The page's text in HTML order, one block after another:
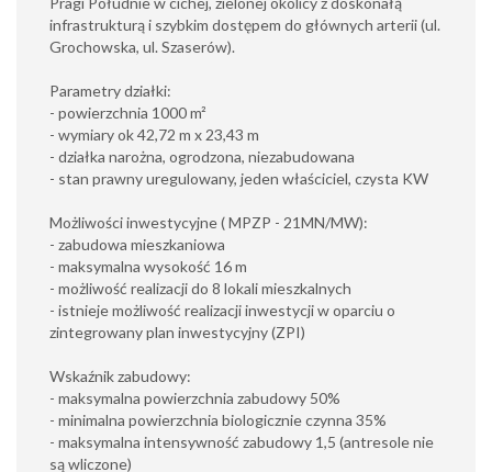
infrastrukturą i szybkim dostępem do głównych arterii (ul.
Grochowska, ul. Szaserów).
Parametry działki:
- powierzchnia 1000m²
- wymiary ok 42,72 m x 23,43 m
- działka narożna, ogrodzona, niezabudowana
- stan prawny uregulowany, jeden właściciel, czysta KW
Możliwości inwestycyjne ( MPZP - 21MN/MW):
- zabudowa mieszkaniowa
- maksymalna wysokość 16 m
- możliwość realizacji do 8 lokali mieszkalnych
- istnieje możliwość realizacji inwestycji w oparciu o
zintegrowany plan inwestycyjny (ZPI)
Wskaźnik zabudowy:
- maksymalna powierzchnia zabudowy 50%
- minimalna powierzchnia biologicznie czynna 35%
- maksymalna intensywność zabudowy 1,5 (antresole nie
są wliczone)